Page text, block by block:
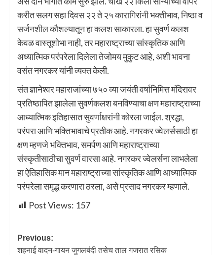
करीत सलग सहा दिवस २२ ते २५ कारागिरांनी भक्तीभाव, निष्ठा व
सर्जनशील कौशल्यातून हा कलश साकारला. हा सुवर्ण कलश
केवळ वास्तूशोभा नाही, तर महाराष्ट्राच्या सांस्कृतिक आणि
अध्यात्मिक परंपरेला दिलेला तेजोमय मुकुट आहे, अशी भावना
वसंत नगरकर यांनी व्यक्त केली.
संत ज्ञानेश्वर महाराजांच्या ७५० व्या जयंती वर्षानिमित्त मंदिरावर
प्रतिष्ठापित झालेला सुवर्णकलश बनविण्याचा क्षण महाराष्ट्राच्या
आध्यात्मिक इतिहासात सुवर्णाक्षरांनी कोरला जाईल. श्रद्धा,
परंपरा आणि भक्तिभावाचे प्रतीक आहे. नगरकर ज्वेलर्ससाठी हा
क्षण म्हणजे भक्तिभाव, समर्पण आणि महाराष्ट्राच्या
संस्कृतीसाठीचा सुवर्ण वारसा आहे. नगरकर ज्वेलर्सना लाभलेला
हा ऐतिहासिक मान महाराष्ट्राच्या सांस्कृतिक आणि आध्यात्मिक
परंपरेला समृद्ध करणारा ठरला, असे प्रसाद नगरकर म्हणाले.
Post Views: 157
Previous:
शहनाई वादन-गायन जुगलबंदी तसेच ताल गजरात रसिक